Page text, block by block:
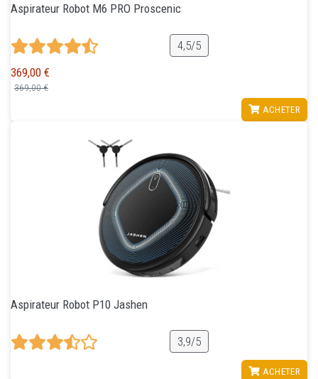
Aspirateur Robot M6 PRO Proscenic
4,5/5
369,00 €
369,00 €
ACHETER
Aspirateur Robot P10 Jashen
3,9/5
ACHETER